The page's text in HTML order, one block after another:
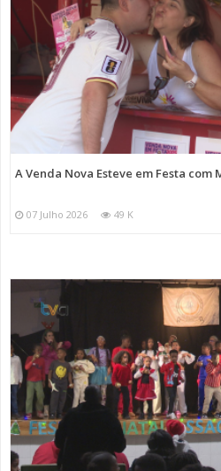
A Venda Nova Esteve em Festa com
07 Julho 2026 49 K